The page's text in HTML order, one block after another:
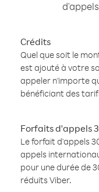
Crédits
Quel que soit le
est ajouté à votre
appeler n'importe
bénéficiant des
Forfaits d'appels
Le forfait d'appels
appels
pour une durée de
réduits Viber.